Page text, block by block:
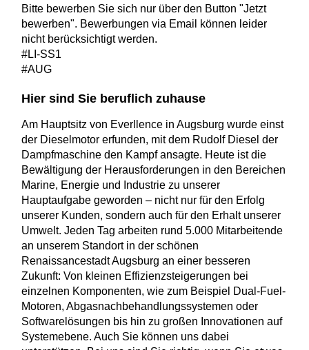
Bitte bewerben Sie sich nur über den Button "Jetzt
bewerben". Bewerbungen via Email können leider
nicht berücksichtigt werden.
#LI-SS1
#AUG
Hier sind Sie beruflich zuhause
Am Hauptsitz von Everllence in Augsburg wurde einst
der Dieselmotor erfunden, mit dem Rudolf Diesel der
Dampfmaschine den Kampf ansagte. Heute ist die
Bewältigung der Herausforderungen in den Bereichen
Marine, Energie und Industrie zu unserer
Hauptaufgabe geworden – nicht nur für den Erfolg
unserer Kunden, sondern auch für den Erhalt unserer
Umwelt. Jeden Tag arbeiten rund 5.000 Mitarbeitende
an unserem Standort in der schönen
Renaissancestadt Augsburg an einer besseren
Zukunft: Von kleinen Effizienzsteigerungen bei
einzelnen Komponenten, wie zum Beispiel Dual-Fuel-
Motoren, Abgasnachbehandlungssystemen oder
Softwarelösungen bis hin zu großen Innovationen auf
Systemebene. Auch Sie können uns dabei